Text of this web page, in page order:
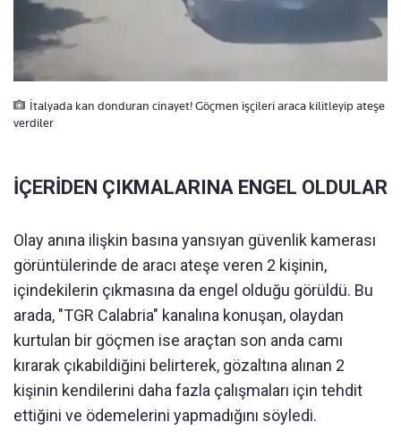
İtalyada kan donduran cinayet! Göçmen işçileri araca kilitleyip ateşe
verdiler
İÇERİDEN ÇIKMALARINA ENGEL OLDULAR
Olay anına ilişkin basına yansıyan güvenlik kamerası
görüntülerinde de aracı ateşe veren 2 kişinin,
içindekilerin çıkmasına da engel olduğu görüldü. Bu
arada, "TGR Calabria" kanalına konuşan, olaydan
kurtulan bir göçmen ise araçtan son anda camı
kırarak çıkabildiğini belirterek, gözaltına alınan 2
kişinin kendilerini daha fazla çalışmaları için tehdit
ettiğini ve ödemelerini yapmadığını söyledi.